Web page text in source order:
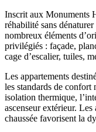
Inscrit aux Monuments
réhabilité sans
nombreux éléments
privilégiés : façade,
cage d’escalier, tuiles,
Les appartements
les standards de confort
isolation thermique,
ascenseur extérieur. Les
chaussée favorisent la